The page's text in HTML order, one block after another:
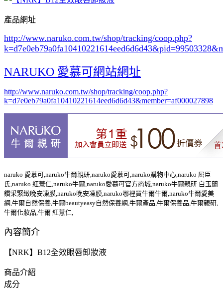
產品網址
http://www.naruko.com.tw/shop/tracking/coop.php?
NARUKO 愛慕可網站網址
http://www.naruko.com.tw/shop/tracking/coop.php?
k=d7e0eb79a0fa10410221614eed6d6d43&member=af000027898
naruko 愛慕可,naruko牛爾親研,naruko愛慕可,naruko購物中心,naruko 屈臣
氏,naruko 紅薏仁,naruko牛爾,naruko愛慕可官方商城,naruko牛爾親研 白玉蘭
鑽采緊緻晚安凍膜,naruko晚安凍膜,naruko哪裡買牛爾牛爾,naruko牛爾愛美
網,牛爾自然保養,牛爾beautyeasy自然保養網,牛爾產品,牛爾保養品,牛爾親研,
牛爾化妝品,牛爾 紅薏仁,
內容簡介
【NRK】B12全效眼唇卸妝液
商品介紹
成分